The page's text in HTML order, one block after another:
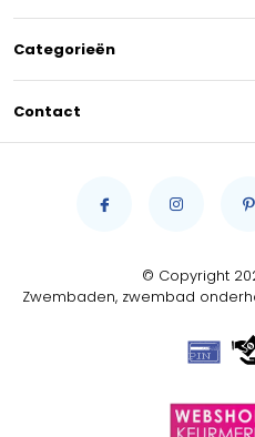
Categorieën
Contact
© Copyright
Zwembaden, zwembad